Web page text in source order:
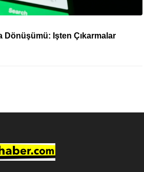
Dönüşümü: İşten Çıkarmalar